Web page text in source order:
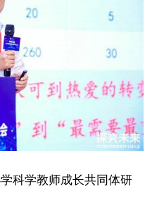
科学教师成长共同体研